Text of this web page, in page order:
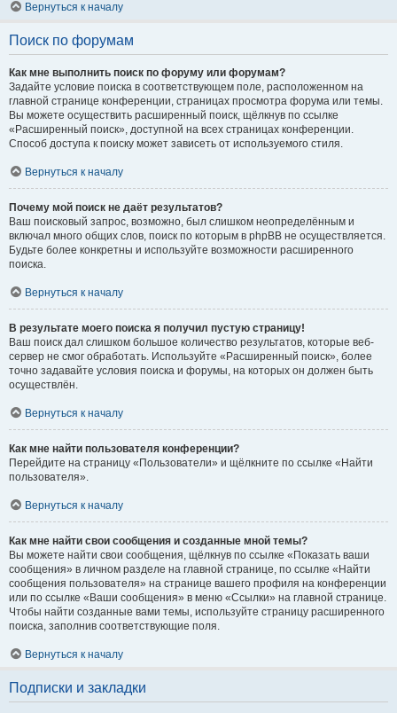
Вернуться к началу
Поиск по форумам
Как мне выполнить поиск по форуму или форумам?
Задайте условие поиска в соответствующем поле, расположенном на
главной странице конференции, страницах просмотра форума или темы.
Вы можете осуществить расширенный поиск, щёлкнув по ссылке
«Расширенный поиск», доступной на всех страницах конференции.
Способ доступа к поиску может зависеть от используемого стиля.
Вернуться к началу
Почему мой поиск не даёт результатов?
Ваш поисковый запрос, возможно, был слишком неопределённым и
включал много общих слов, поиск по которым в phpBB не осуществляется.
Будьте более конкретны и используйте возможности расширенного
поиска.
Вернуться к началу
В результате моего поиска я получил пустую страницу!
Ваш поиск дал слишком большое количество результатов, которые веб-
сервер не смог обработать. Используйте «Расширенный поиск», более
точно задавайте условия поиска и форумы, на которых он должен быть
осуществлён.
Вернуться к началу
Как мне найти пользователя конференции?
Перейдите на страницу «Пользователи» и щёлкните по ссылке «Найти
пользователя».
Вернуться к началу
Как мне найти свои сообщения и созданные мной темы?
Вы можете найти свои сообщения, щёлкнув по ссылке «Показать ваши
сообщения» в личном разделе на главной странице, по ссылке «Найти
сообщения пользователя» на странице вашего профиля на конференции
или по ссылке «Ваши сообщения» в меню «Ссылки» на главной странице.
Чтобы найти созданные вами темы, используйте страницу расширенного
поиска, заполнив соответствующие поля.
Вернуться к началу
Подписки и закладки